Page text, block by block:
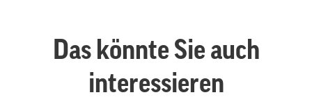
Das könnte Sie auch
interessieren